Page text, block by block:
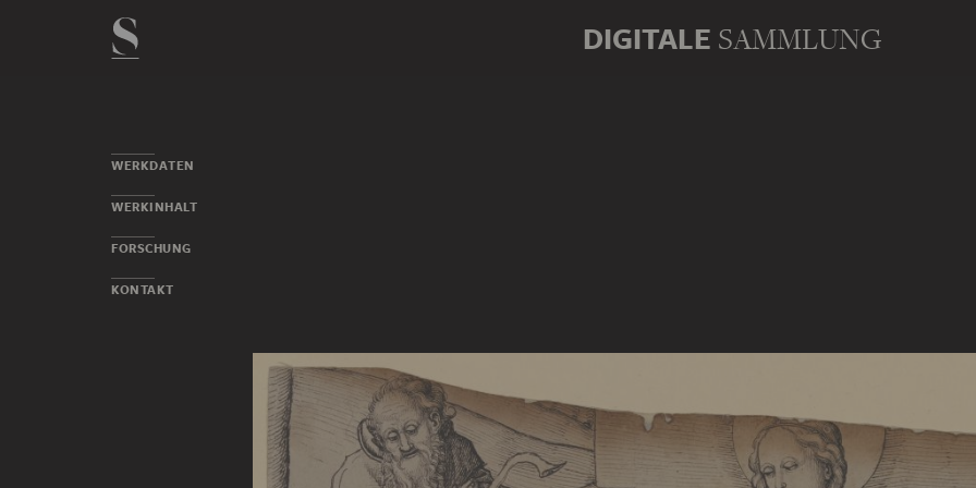
DIGITALE SAMMLUNG
WERKDATEN
WERKINHALT
FORSCHUNG
KONTAKT